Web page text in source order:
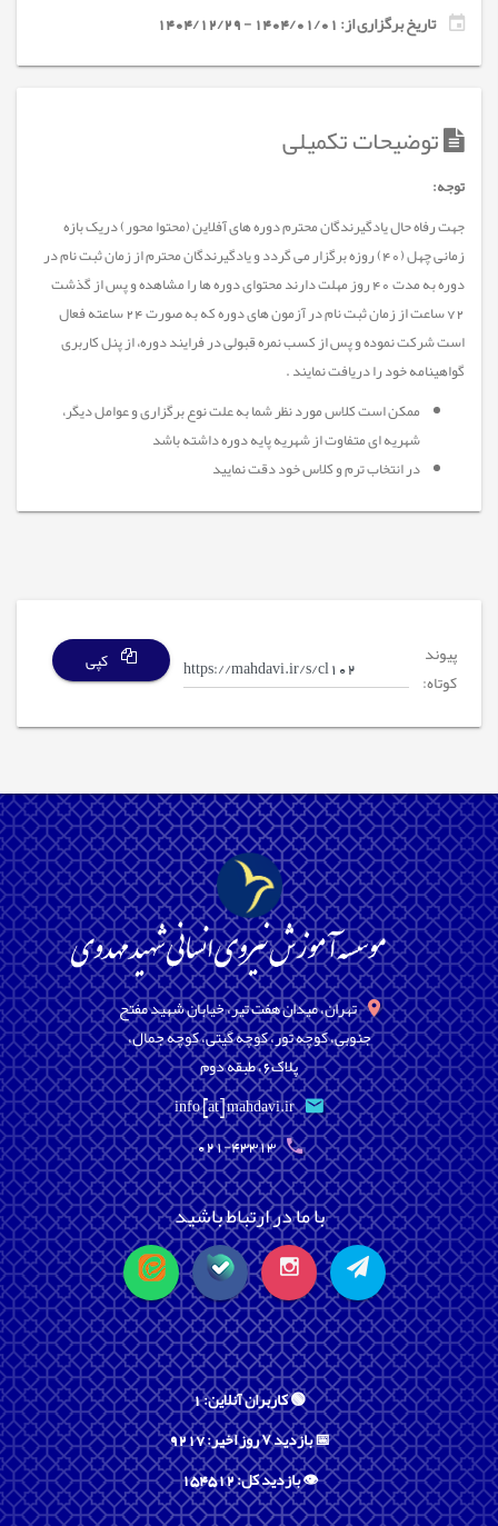
تاریخ برگزاری از: 1404/01/01 - 1404/12/29
توضیحات تکمیلی
توجه:
جهت رفاه حال یادگیرندگان محترم دوره های آفلاین (محتوا محور) دریک بازه
زمانی چهل (40) روزه برگزار می گردد و یادگیرندگان محترم از زمان ثبت نام در
دوره به مدت 40 روز مهلت دارند محتوای دوره ها را مشاهده و پس از گذشت
72 ساعت از زمان ثبت نام در آزمون های دوره که به صورت 24 ساعته فعال
است شرکت نموده و پس از کسب نمره قبولی در فرایند دوره، از پنل کاربری
گواهینامه خود را دریافت نمایند .
ممکن است کلاس مورد نظر شما به علت نوع برگزاری و عوامل دیگر،
شهریه ای متفاوت از شهریه پایه دوره داشته باشد
در انتخاب ترم و کلاس خود دقت نمایید
پیوند
کوتاه:
کپی
تهران، میدان هفت تیر، خیابان شهید مفتح
جنوبی، کوچه تور، کوچه گیتی، کوچه جمال،
پلاک6، طبقه دوم
info [at] mahdavi.ir
021-43313
با ما در ارتباط باشید
🟢 کاربران آنلاین: 1
📅 بازدید ۷ روز اخیر: 9217
👁️ بازدید کل: 154512